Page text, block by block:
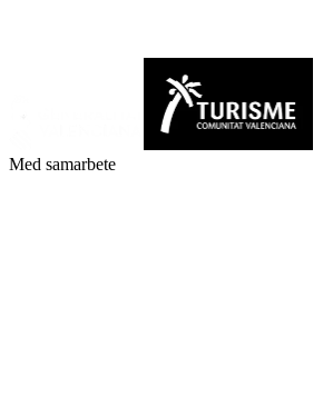
Med samarbete